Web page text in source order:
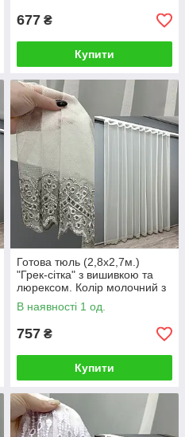
677 ₴
Купити
Готова тюль (2,8х2,7м.)
"Грек-сітка" з вишивкою та
люрексом. Колір молочний з
сірим. Код 1829т 40-176
В наявності 1 од.
757 ₴
Купити